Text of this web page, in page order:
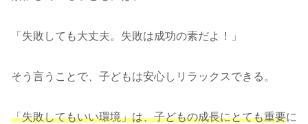
「失敗しても大丈夫。失敗は成功の素だよ！」
そう言うことで、子どもは安心しリラックスできる。
「失敗してもいい環境」は、子どもの成長にとても重要に